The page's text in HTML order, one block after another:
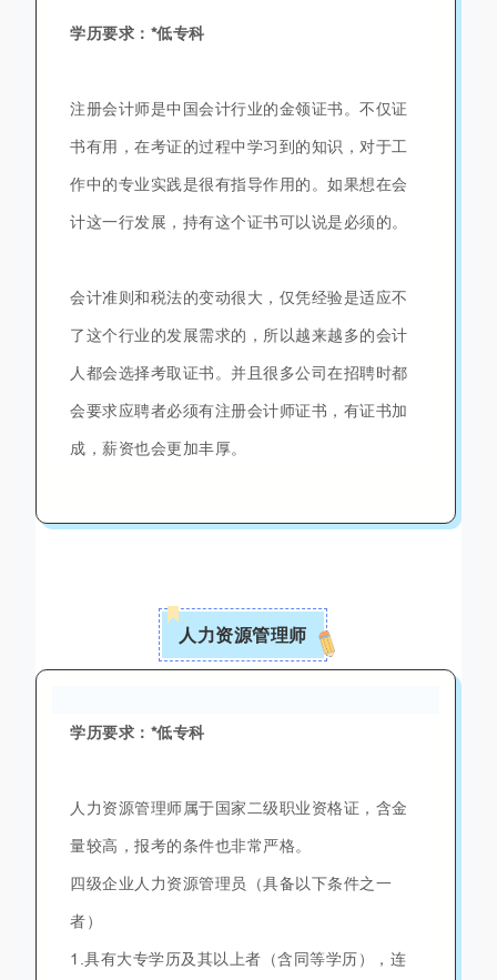
学历要求：*低专科
注册会计师是中国会计行业的金领证书。不仅证
书有用，在考证的过程中学习到的知识，对于工
作中的专业实践是很有指导作用的。如果想在会
计这一行发展，持有这个证书可以说是必须的。
会计准则和税法的变动很大，仅凭经验是适应不
了这个行业的发展需求的，所以越来越多的会计
人都会选择考取证书。并且很多公司在招聘时都
会要求应聘者必须有注册会计师证书，有证书加
成，薪资也会更加丰厚。
人力资源管理师
学历要求：*低专科
人力资源管理师属于国家二级职业资格证，含金
量较高，报考的条件也非常严格。
四级企业人力资源管理员（具备以下条件之一
者）
1.具有大专学历及其以上者（含同等学历），连